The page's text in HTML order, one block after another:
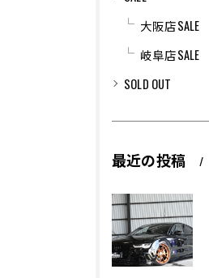
大阪店SALE
岐阜店SALE
SOLD OUT
最近の投稿